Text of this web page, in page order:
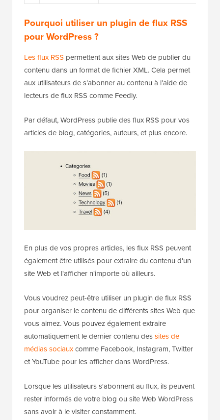
Pourquoi utiliser un plugin de flux RSS
pour WordPress ?
Les flux RSS permettent aux sites Web de publier du
contenu dans un format de fichier XML. Cela permet
aux utilisateurs de s’abonner au contenu à l’aide de
lecteurs de flux RSS comme Feedly.
Par défaut, WordPress publie des flux RSS pour vos
articles de blog, catégories, auteurs, et plus encore.
En plus de vos propres articles, les flux RSS peuvent
également être utilisés pour extraire du contenu d'un
site Web et l'afficher n'importe où ailleurs.
Vous voudrez peut-être utiliser un plugin de flux RSS
pour organiser le contenu de différents sites Web que
vous aimez. Vous pouvez également extraire
automatiquement le dernier contenu dessites de
médias sociauxcomme Facebook, Instagram, Twitter
et YouTube pour les afficher dans WordPress.
Lorsque les utilisateurs s'abonnent au flux, ils peuvent
rester informés de votre blog ou site Web WordPress
sans avoir à le visiter constamment.